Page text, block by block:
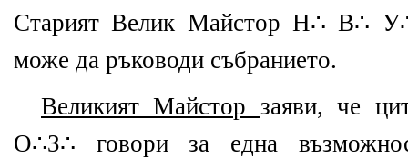
Старият Велик Майстор Н∴ В∴
може да ръководи събранието.
Великият Майстор заяви, че
О∴З∴ говори за една